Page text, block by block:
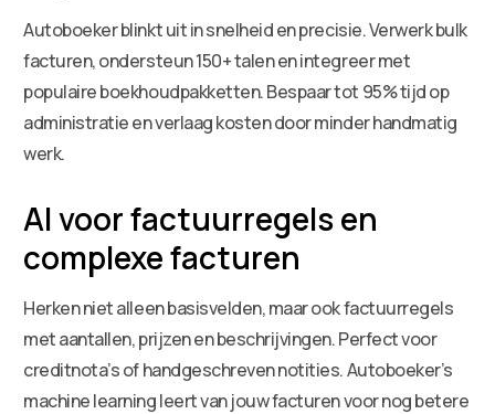
Autoboeker blinkt uit in snelheid en precisie. Verwerk bulk
facturen, ondersteun 150+ talen en integreer met
populaire boekhoudpakketten. Bespaar tot 95% tijd op
administratie en verlaag kosten door minder handmatig
werk.
AI voor factuurregels en
complexe facturen
Herken niet alleen basisvelden, maar ook factuurregels
met aantallen, prijzen en beschrijvingen. Perfect voor
creditnota’s of handgeschreven notities. Autoboeker’s
machine learning leert van jouw facturen voor nog betere